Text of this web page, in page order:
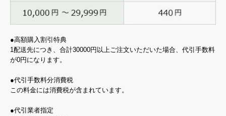
●高額購入割引特典
1配送先につき、合計30000円以上ご注文いただいた場合、代引手数料
が0円になります。
●代引手数料分消費税
この料金には消費税が含まれています。
●代引業者指定